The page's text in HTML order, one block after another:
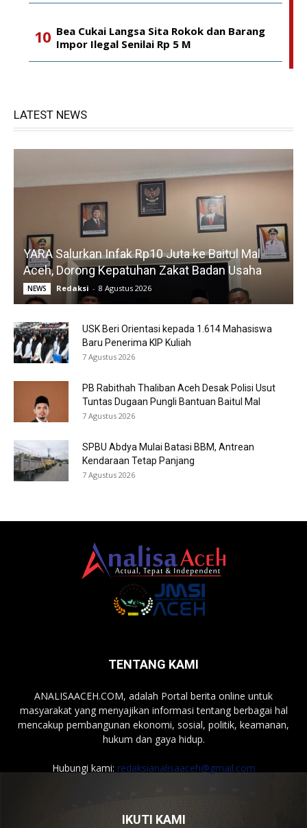
Bea Cukai Langsa Sita Rokok dan Barang
Impor Ilegal Senilai Rp 5 M
LATEST NEWS
YARA Salurkan Infak Rp10 Juta ke Baitul Mal
Aceh, Dorong Kepatuhan Zakat Badan Usaha
NEWS Redaksi - 8 Agustus 2026
USK Beri Orientasi kepada 1.614 Mahasiswa
Baru Penerima KIP Kuliah
7 Agustus 2026
PB Rabithah Thaliban Aceh Desak Polisi Usut
Tuntas Dugaan Pungli Bantuan Baitul Mal
7 Agustus 2026
SPBU Abdya Mulai Batasi BBM, Antrean
Kendaraan Tetap Panjang
7 Agustus 2026
TENTANG KAMI
ANALISAACEH.COM, adalah Portal berita online untuk
masyarakat yang menyajikan informasi tentang berbagai hal
mencakup pembangunan ekonomi, sosial, politik, keamanan,
hukum dan gaya hidup.
Hubungi kami: redaksianalisaaceh@gmail.com
IKUTI KAMI